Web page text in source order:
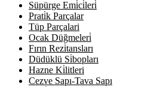
Süpürge Emi̇ci̇leri̇
Prati̇k Parçalar
Tüp Parçalari
Ocak Düğmeleri̇
Fırın Rezi̇tansları
Düdüklü Si̇bopları
Hazne Ki̇litleri
Cezve Sapı-Tava Sapı